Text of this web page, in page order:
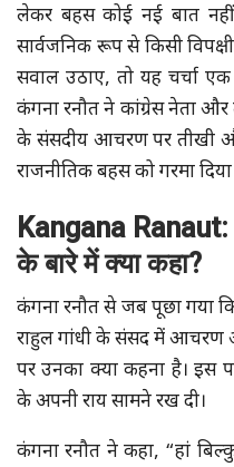
लेकर बहस कोई नई बात
सार्वजनिक रूप से किसी
सवाल उठाए, तो यह चर्चा
कंगना रनौत ने कांग्रेस नेता और
के संसदीय आचरण पर तीखी
राजनीतिक बहस को गरमा दिया
Kangana
के बारे में क्या कहा?
कंगना रनौत से जब पूछा गया
राहुल गांधी के संसद में आचरण
पर उनका क्या कहना है। इस
के अपनी राय सामने रख दी।
कंगना रनौत ने कहा, “हां